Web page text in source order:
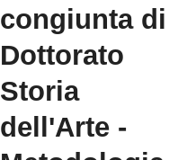
congiunta di
Dottorato
Storia
dell'Arte -